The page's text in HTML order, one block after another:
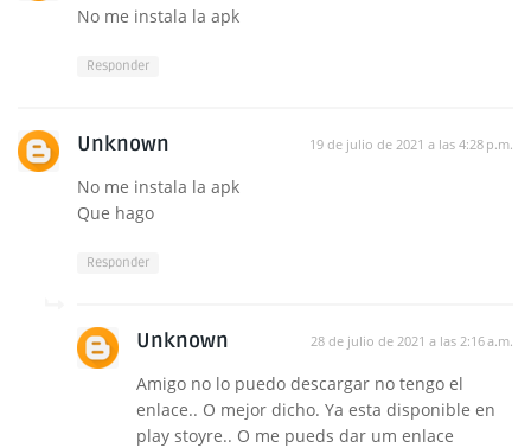
No me instala la apk
Responder
Unknown 19 de julio de 2021 a las 4:28 p.m.
No me instala la apk
Que hago
Responder
Unknown 28 de julio de 2021 a las 2:16 a.m.
Amigo no lo puedo descargar no tengo el
enlace.. O mejor dicho. Ya esta disponible en
play stoyre.. O me pueds dar um enlace